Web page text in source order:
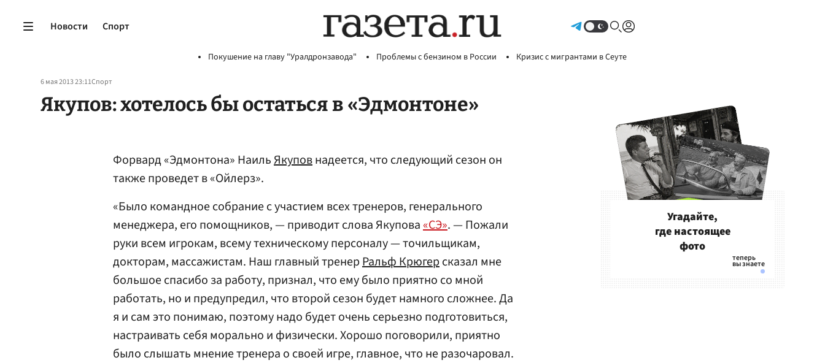
Новости Спорт
Покушение на главу "Уралдронзавода" Проблемы с бензином в России Кризис с мигрантами в Сеуте
6 мая 2013 23:11Спорт
Якупов: хотелось бы остаться в «Эдмонтоне»
Форвард «Эдмонтона» НаильЯкуповнадеется, что следующий сезон он
также проведет в «Ойлерз».
«Было командное собрание с участием всех тренеров, генерального
менеджера, его помощников, — приводит слова Якупова«СЭ». — Пожали
руки всем игрокам, всему техническому персоналу — точильщикам,
докторам, массажистам. Наш главный тренерРальф Крюгерсказал мне
большое спасибо за работу, признал, что ему было приятно со мной
работать, но и предупредил, что второй сезон будет намного сложнее. Да
я и сам это понимаю, поэтому надо будет очень серьезно подготовиться,
настраивать себя морально и физически. Хорошо поговорили, приятно
было слышать мнение тренера о своей игре, главное, что не разочаровал.
Угадайте,
где настоящее
фото